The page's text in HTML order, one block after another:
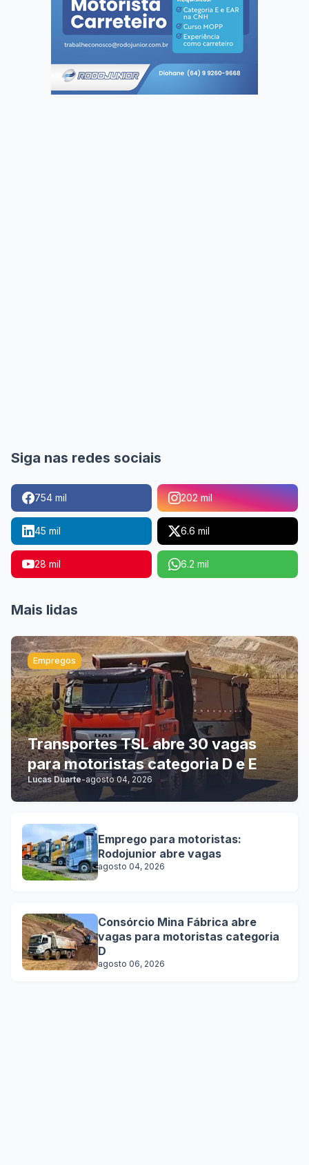
Siga nas redes sociais
754 mil 202 mil
45 mil 6.6 mil
28 mil 6.2 mil
Mais lidas
Empregos
Transportes TSL abre 30 vagas
para motoristas categoria D e E
Lucas Duarte-agosto 04, 2026
Emprego para motoristas:
Rodojunior abre vagas
agosto 04, 2026
Consórcio Mina Fábrica abre
vagas para motoristas categoria
D
agosto 06, 2026